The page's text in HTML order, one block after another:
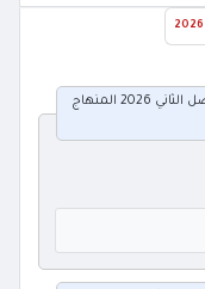
تحضير مادة علوم الارض للصف التاسع الفصل الثاني 2026 المنهاج